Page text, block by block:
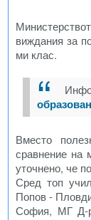
виждания за
ми клас.
Вместо
сравнение на
уточнено, че
Сред топ
Попов -
София, МГ Д-